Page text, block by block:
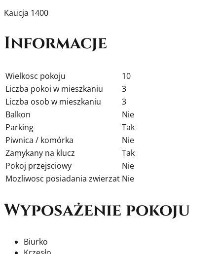
Kaucja 1400
Informacje
Wielkosc pokoju
10
Liczba pokoi w mieszkaniu
3
Liczba osob w mieszkaniu
3
Balkon
Nie
Parking
Tak
Piwnica / komórka
Nie
Zamykany na klucz
Tak
Pokoj przejsciowy
Nie
Mozliwosc posiadania zwierzat Nie
Wyposażenie pokoju
Biurko